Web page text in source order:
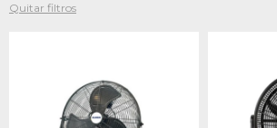
Quitar filtros